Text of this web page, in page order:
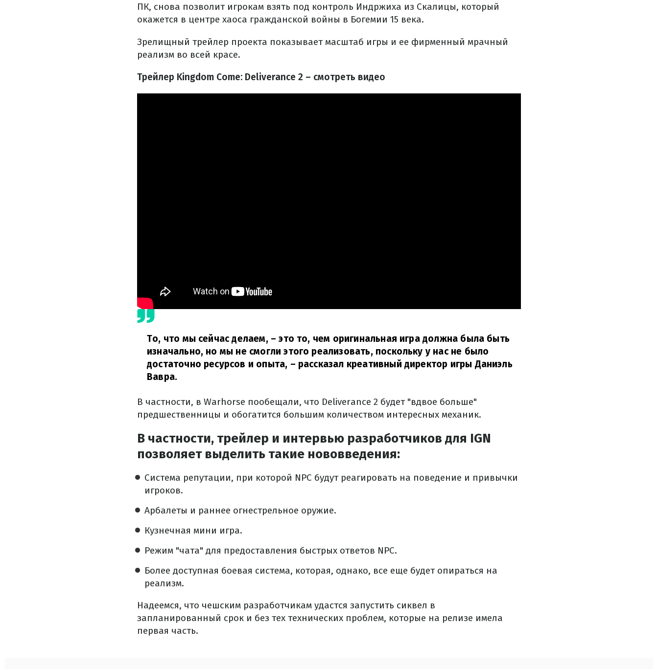
ПК, снова позволит игрокам взять под контроль Индржиха из Скалицы, который
окажется в центре хаоса гражданской войны в Богемии 15 века.
Зрелищный трейлер проекта показывает масштаб игры и ее фирменный мрачный
реализм во всей красе.
Трейлер Kingdom Come: Deliverance 2 – смотреть видео
То, что мы сейчас делаем, – это то, чем оригинальная игра должна была быть
изначально, но мы не смогли этого реализовать, поскольку у нас не было
достаточно ресурсов и опыта, – рассказал креативный директор игры Даниэль
Вавра.
В частности, в Warhorse пообещали, что Deliverance 2 будет "вдвое больше"
предшественницы и обогатится большим количеством интересных механик.
В частности, трейлер и интервью разработчиков для IGN
позволяет выделить такие нововведения:
Система репутации, при которой NPC будут реагировать на поведение и привычки
игроков.
Арбалеты и раннее огнестрельное оружие.
Кузнечная мини игра.
Режим "чата" для предоставления быстрых ответов NPC.
Более доступная боевая система, которая, однако, все еще будет опираться на
реализм.
Надеемся, что чешским разработчикам удастся запустить сиквел в
запланированный срок и без тех технических проблем, которые на релизе имела
первая часть.